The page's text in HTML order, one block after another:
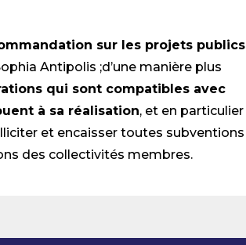
sur les projets publics
Antipolis ;d’une manière plus
qui sont compatibles avec
à sa réalisation, et en particulier
et encaisser toutes subventions
des collectivités membres.